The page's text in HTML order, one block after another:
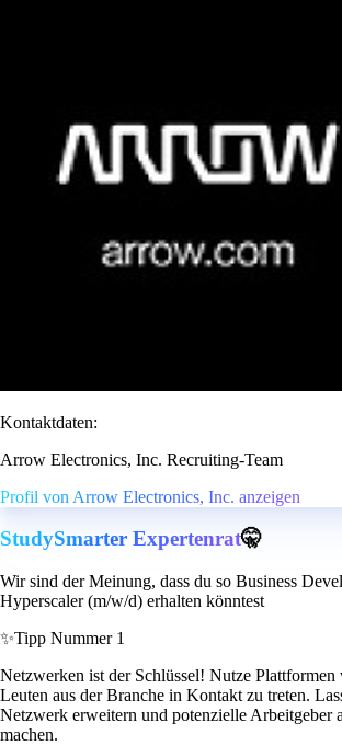
Kontaktdaten:
Arrow Electronics, Inc. Recruiting-Team
Profil von Arrow Electronics, Inc. anzeigen
StudySmarter Expertenrat🤫
Wir sind der Meinung, dass du so Business
Hyperscaler (m/w/d) erhalten könntest
✨Tipp Nummer 1
Netzwerken ist der Schlüssel! Nutze
Leuten aus der Branche in Kontakt zu treten.
Netzwerk erweitern und potenzielle Arbeitgeber
machen.